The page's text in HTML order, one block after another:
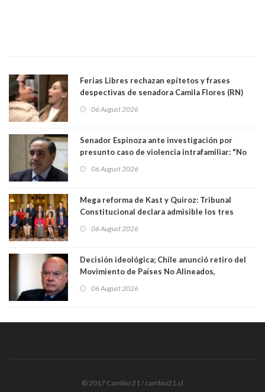
Ferias Libres rechazan epítetos y frases
despectivas de senadora Camila Flores (RN)
06 August 2026
Senador Espinoza ante investigación por
presunto caso de violencia intrafamiliar: "No
antecedentes a Tribunal Supremo
06 August 2026
Mega reforma de Kast y Quiroz: Tribunal
Constitucional declara admisible los tres
06 August 2026
Decisión ideológica; Chile anunció retiro del
Movimiento de Países No Alineados,
1971. Excanciller Insulza lamentó decisión
06 August 2026
© 2017 Cambio 21 / cambio21.cl